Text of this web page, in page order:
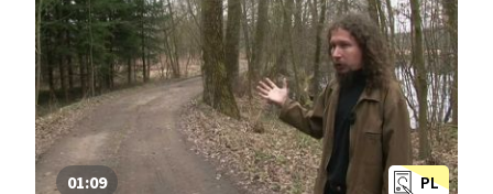
na prosvětlených místech může ze semen
ponechaných stromů vyrůst nová generace
prakticky zdarma. Pestrý les složený z původních
druhů je nakonec i odolnější vůči různým typům
kalamit.
PL
01:09